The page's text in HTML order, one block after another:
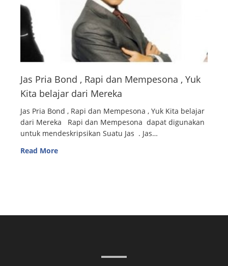
Jas Pria Bond , Rapi dan Mempesona , Yuk
Kita belajar dari Mereka
Jas Pria Bond , Rapi dan Mempesona , Yuk Kita belajar
dari Mereka Rapi dan Mempesona dapat digunakan
untuk mendeskripsikan Suatu Jas . Jas…
Read More